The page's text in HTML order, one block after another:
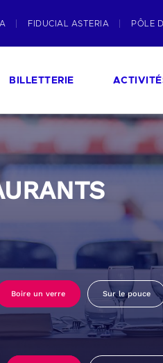
FIDUCIAL ASTERIA PÔLE
BILLETTERIE
Boire un verre Sur le pouce